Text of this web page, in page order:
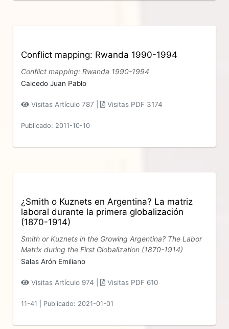
Conflict mapping: Rwanda 1990-1994
Conflict mapping: Rwanda 1990-1994
Caicedo Juan Pablo
Visitas Artículo 787 | Visitas PDF 3174
Publicado: 2011-10-10
¿Smith o Kuznets en Argentina? La matriz
laboral durante la primera globalización
(1870-1914)
Smith or Kuznets in the Growing Argentina? The Labor
Matrix during the First Globalization (1870-1914)
Salas Arón Emiliano
Visitas Artículo 974 | Visitas PDF 610
11-41 Publicado: 2021-01-01